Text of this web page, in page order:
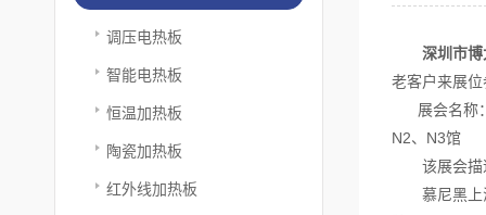
调压电热板
智能电热板
恒温加热板
陶瓷加热板
红外线加热板
深圳市
老客户来展
展会名称：
N2、N3馆
该展会描
慕尼黑上海